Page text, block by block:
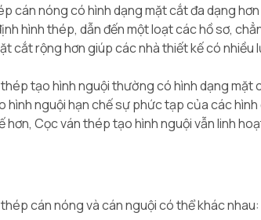
cán nóng có hình dạng mặt cắt đa dạng
hình thép, dẫn đến một loạt các hồ sơ,
cắt rộng hơn giúp các nhà thiết kế có
tạo hình nguội thường có hình dạng mặt
hình nguội hạn chế sự phức tạp của các
hơn, Cọc ván thép tạo hình nguội vẫn linh
cán nóng và cán nguội có thể khác nhau: